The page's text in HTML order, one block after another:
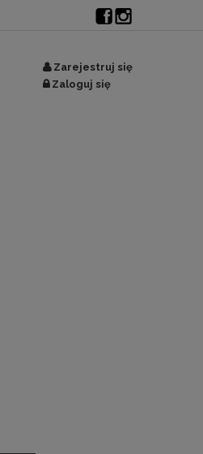
Zarejestruj się
Zaloguj się